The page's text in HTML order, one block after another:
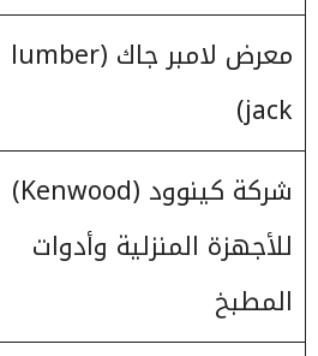
معرض لامبر جاك (lumber
jack)
شركة كينوود (Kenwood)
للأجهزة المنزلية وأدوات
المطبخ